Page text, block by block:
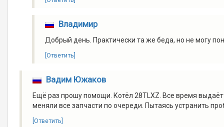
Владимир
Добрый день. Практически та же беда, но не могу
[Ответить]
Вадим Южаков
Ещё раз прошу помощи. Котёл 28TLXZ. Все время
меняли все запчасти по очереди. Пытаясь устранить
[Ответить]